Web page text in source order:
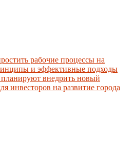
рабочие процессы на
и эффективные подходы
внедрить новый
инвесторов на развитие города